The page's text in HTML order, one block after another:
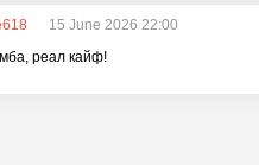
15 June 2026 22:00
реал кайф!